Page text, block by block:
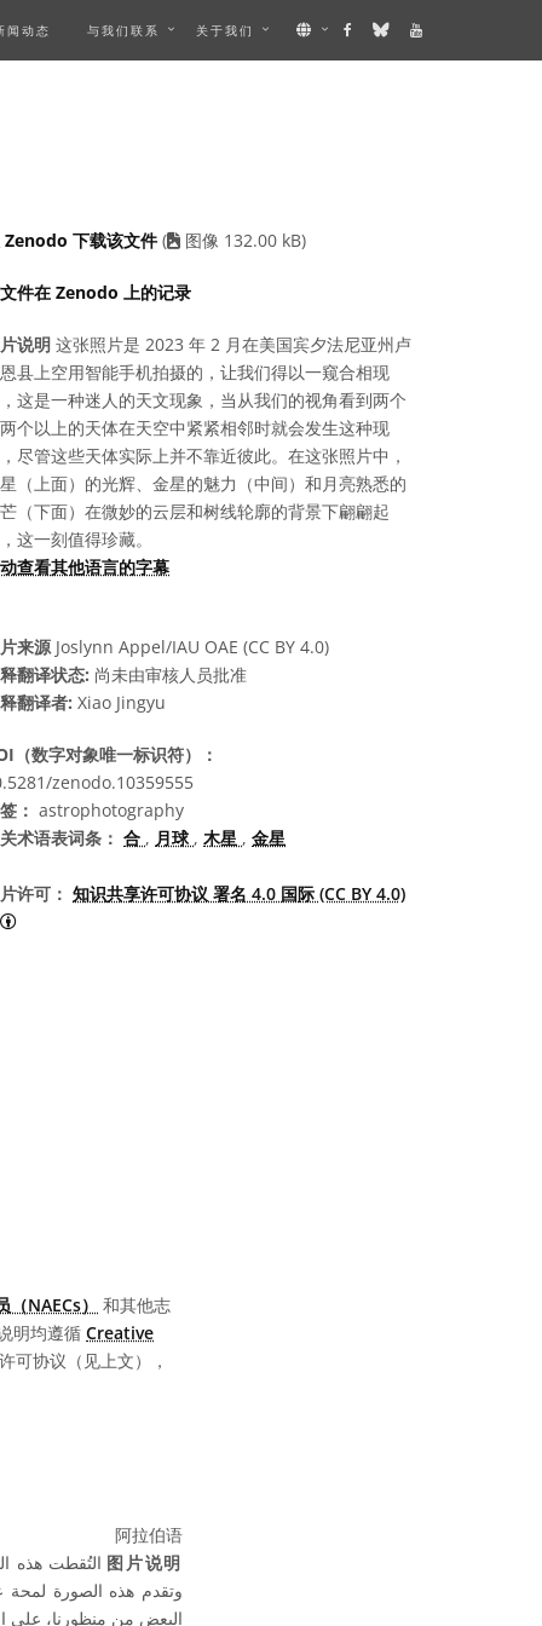
闻动态 与我们联系 关于我们
Zenodo 下载该文件 ( 图像 132.00 kB)
件在 Zenodo 上的记录
说明 这张照片是 2023 年 2 月在美国宾夕法尼亚州卢
县上空用智能手机拍摄的，让我们得以一窥合相现
这是一种迷人的天文现象，当从我们的视角看到两个
个以上的天体在天空中紧紧相邻时就会发生这种现
尽管这些天体实际上并不靠近彼此。在这张照片中，
（上面）的光辉、金星的魅力（中间）和月亮熟悉的
（下面）在微妙的云层和树线轮廓的背景下翩翩起
这一刻值得珍藏。
查看其他语言的字幕
来源Joslynn Appel/IAU OAE (CC BY 4.0)
翻译状态: 尚未由审核人员批准
翻译者: Xiao Jingyu
（数字对象唯一标识符）：
zenodo.10359555
： astrophotography
术语表词条： 合 , 月球 , 木星 , 金星
许可： 知识共享许可协议 署名 4.0 国际 (CC BY 4.0)
知识共享许可协议 署名 4.0 国际 (CC BY 4.0) 图标
NAECs）
和其他志
明均遵循 Creative
可协议（见上文），
阿拉伯语
图片说明
وتقدم هذه الصورة
البعض من منظورنا، على